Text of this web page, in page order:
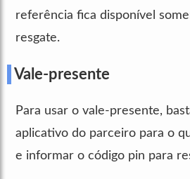
referência fica disponível
resgate.
Vale-presente
Para usar o vale-presente,
aplicativo do parceiro para o
e informar o código pin para